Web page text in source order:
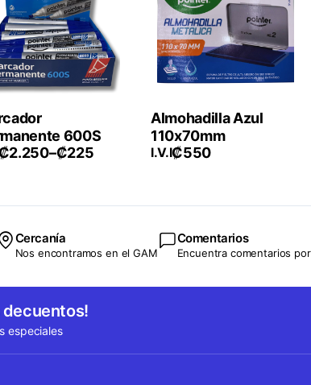
600S
₡225
–
2.250
through
Almohadilla Azul
110x70mm
₡550
I.V.I
Cercanía
Nos encontramos en el GAM
Comentarios
Encuentra comentarios
decuentos!
especiales